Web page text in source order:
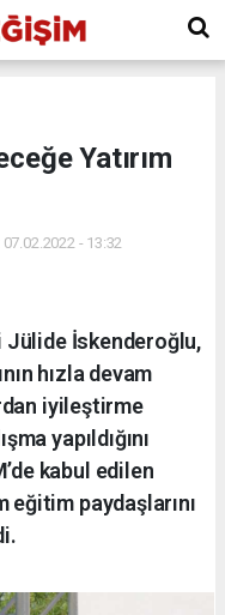
Yatırım
- 13:32
İskenderoğlu,
hızla devam
iyileştirme
yapıldığını
kabul edilen
paydaşlarını